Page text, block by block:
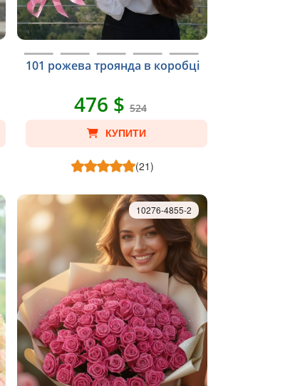
101 рожева троянда в коробці
476 $524
КУПИТИ
(21)
10276-4855-2